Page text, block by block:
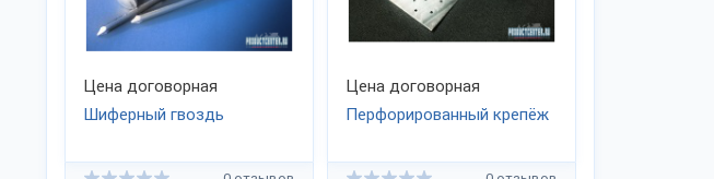
Цена договорная
Шиферный гвоздь
Цена договорная
Перфорированный крепёж